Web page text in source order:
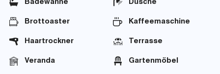
Badewanne Dusche
Brottoaster Kaffeemaschine
Haartrockner Terrasse
Veranda Gartenmöbel